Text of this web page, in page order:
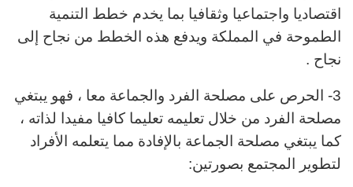
اقتصاديا واجتماعيا وثقافيا بما يخدم خطط التنمية
الطموحة في المملكة ويدفع هذه الخطط من نجاح إلى
نجاح .
3- الحرص على مصلحة الفرد والجماعة معا ، فهو يبتغي
مصلحة الفرد من خلال تعليمه تعليما كافيا مفيدا لذاته ،
كما يبتغي مصلحة الجماعة بالإفادة مما يتعلمه الأفراد
لتطوير المجتمع بصورتين: